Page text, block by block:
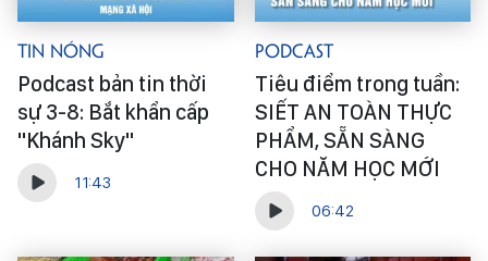
Tin Nóng
Podcast bản tin thời
sự 3-8: Bắt khẩn cấp
"Khánh Sky"
11:43
Podcast
Tiêu điểm trong tuần:
SIẾT AN TOÀN THỰC
PHẨM, SẴN SÀNG
CHO NĂM HỌC MỚI
06:42